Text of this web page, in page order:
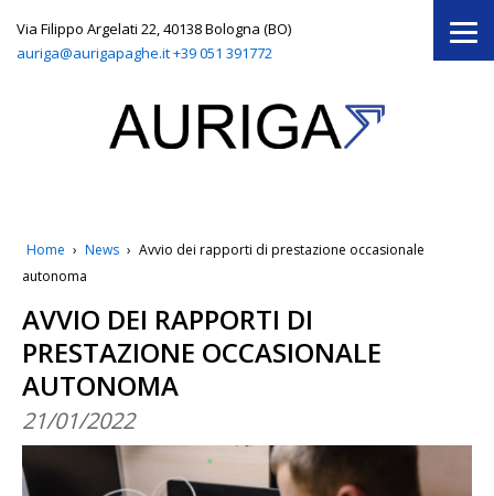
Via Filippo Argelati 22, 40138 Bologna (BO)
auriga@aurigapaghe.it+39 051 391772
Home › News › Avvio dei rapporti di prestazione occasionale
autonoma
AVVIO DEI RAPPORTI DI
PRESTAZIONE OCCASIONALE
AUTONOMA
21/01/2022